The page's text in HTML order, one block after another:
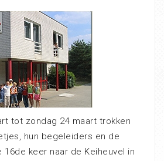
tot zondag 24 maart trokken
hun begeleiders en de
keer naar de Keiheuvel in